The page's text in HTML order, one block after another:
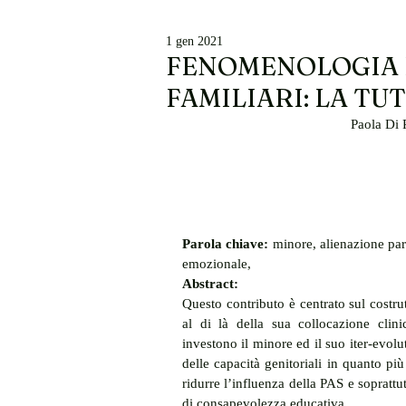
FAMILIARI: LA
1 gen 2021
Paola Di
Parola chiave: minore, alienazione
emozionale,
Abstract:
Questo contributo è centrato sul
al di là della sua collocazione
investono il minore ed il suo iter-
delle capacità genitoriali in quanto
ridurre l’influenza della PAS e